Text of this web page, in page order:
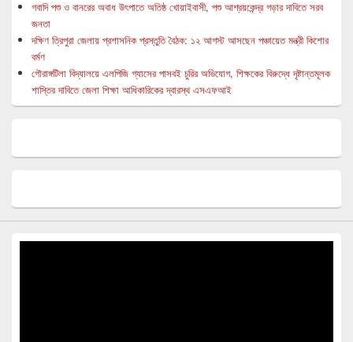
গবাদি পশু ও বানরের অবাধ উৎপাতে অতিষ্ঠ খোয়াইবাসী, পশু আশ্রয়কেন্দ্র গড়ার দাবিতে সরব
জনতা
দক্ষিণ ত্রিপুরা জেলায় প্রশাসনিক প্রস্তুতি বৈঠক: ১২ আগস্ট আসছেন পঞ্চায়েত মন্ত্রী কিশোর
বর্মণ
গৌরাঙ্গটিলা বিদ্যালয়ে এলপিজি গ্যাসের পাসবই চুরির অভিযোগ, শিক্ষকের বিরুদ্ধে দৃষ্টান্তমূলক
শাস্তির দাবিতে জেলা শিক্ষা আধিকারিকের দ্বারস্থ এসএফআই